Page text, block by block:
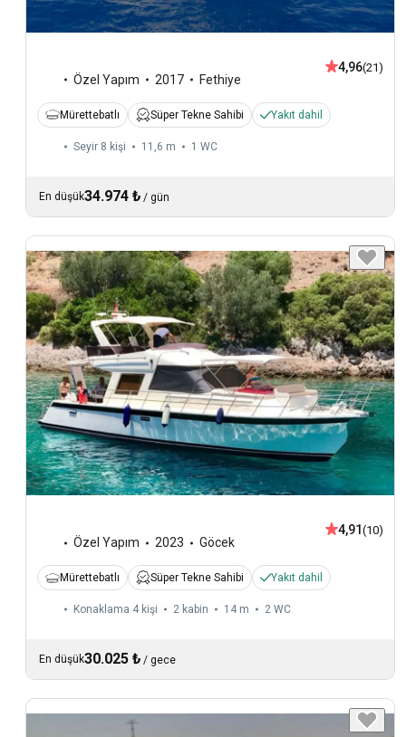
Özel Yapım 2017 Fethiye
4,96(21)
Mürettebatlı Süper Tekne Sahibi Yakıt dahil
Seyir 8 kişi 11,6 m 1 WC
En düşük34.974 ₺ / gün
Özel Yapım 2023 Göcek
4,91 (10)
Mürettebatlı Süper Tekne Sahibi Yakıt dahil
Konaklama 4 kişi 2 kabin 14 m 2 WC
En düşük30.025 ₺ / gece